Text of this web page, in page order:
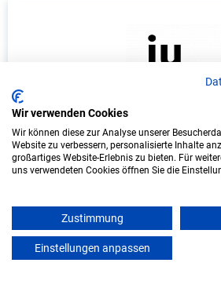
Duales Studium Informatik
virtuellen Campus -
Hagelversicherung VVaG
Vereinigte Hagelversicherung
In Kooperation mit IU Duales
Hochschule)
Wir verwenden Cookies
Wir können diese zur Analyse unserer
Website zu verbessern, personalisierte Inhalte
großartiges Website-Erlebnis zu bieten. Für
uns verwendeten Cookies öffnen Sie die
Zustimmung
Einstellungen anpassen